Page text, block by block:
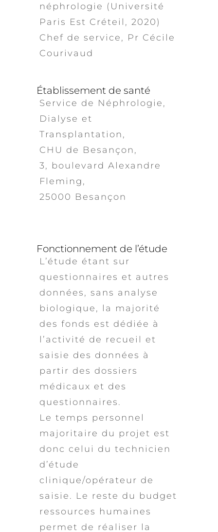
néphrologie (Université
Paris Est Créteil, 2020)
Chef de service, Pr Cécile
Courivaud
Établissement de santé
Service de Néphrologie,
Dialyse et
Transplantation,
CHU de Besançon,
3, boulevard Alexandre
Fleming,
25000 Besançon
Fonctionnement de l’étude
L’étude étant sur
questionnaires et autres
données, sans analyse
biologique, la majorité
des fonds est dédiée à
l’activité de recueil et
saisie des données à
partir des dossiers
médicaux et des
questionnaires.
Le temps personnel
majoritaire du projet est
donc celui du technicien
d’étude
clinique/opérateur de
saisie. Le reste du budget
ressources humaines
permet de réaliser la